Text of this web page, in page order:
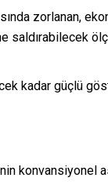
zorlanan,
saldırabilecek
kadar güçlü
konvansiyonel